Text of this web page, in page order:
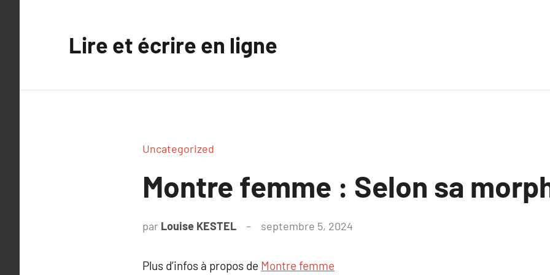
Lire et écrire en ligne
Uncategorized
Montre femme : Selon sa
par Louise KESTEL septembre 5, 2024
Plus d’infos à propos de Montre femme